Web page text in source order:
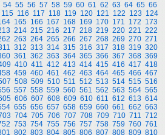
54 55 56 57 58 59 60 61 62 63 64 65 66
115 116 117 118 119 120 121 122 123 124
165 166 167 168 169 170 171 172 173
214 215 216 217 218 219 220 221 222
263 264 265 266 267 268 269 270 271
312 313 314 315 316 317 318 319 320
361 362 363 364 365 366 367 368 369
410 411 412 413 414 415 416 417 418
459 460 461 462 463 464 465 466 467
508 509 510 511 512 513 514 515 516
557 558 559 560 561 562 563 564 565
606 607 608 609 610 611 612 613 614
655 656 657 658 659 660 661 662 663
704 705 706 707 708 709 710 711 712
753 754 755 756 757 758 759 760 761
802 803 804 805 806 807 808 809 810